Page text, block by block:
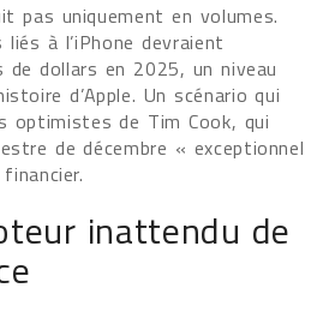
pas uniquement en volumes.
à l’iPhone devraient
de dollars en 2025, un niveau
d’Apple. Un scénario qui
optimistes de Tim Cook, qui
de décembre « exceptionnel
inattendu de